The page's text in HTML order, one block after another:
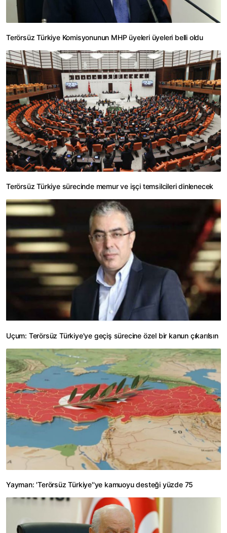
Terörsüz Türkiye Komisyonunun MHP üyeleri üyeleri belli oldu
Terörsüz Türkiye sürecinde memur ve işçi temsilcileri dinlenecek
Uçum: Terörsüz Türkiye'ye geçiş sürecine özel bir kanun çıkarılsın
Yayman: 'Terörsüz Türkiye''ye kamuoyu desteği yüzde 75